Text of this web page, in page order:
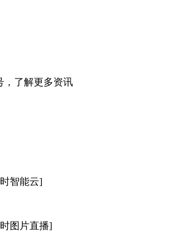
，了解更多资讯
智能云]
图片直播]